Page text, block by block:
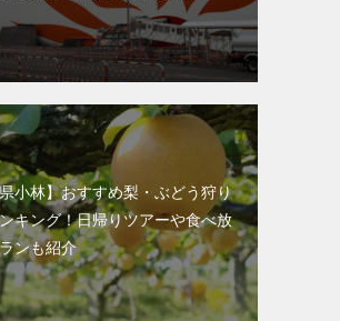
小林】おすすめ梨・ぶどう狩り
キング！日帰りツアーや食べ放
ンも紹介